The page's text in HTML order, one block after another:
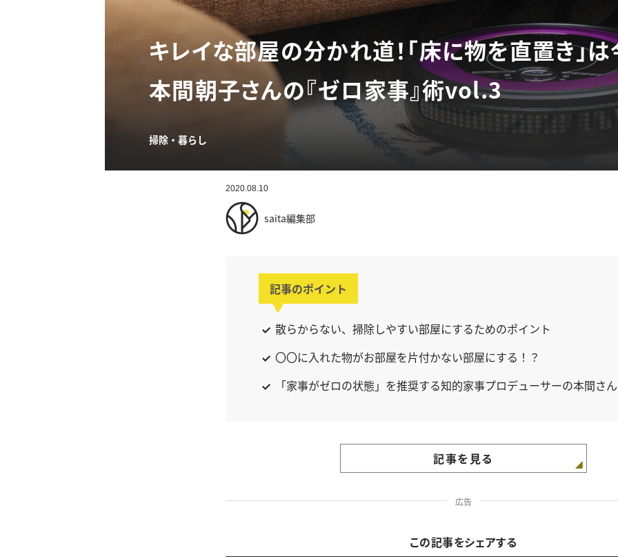
キレイな部屋の分かれ道！「床に物を直置き」
本間朝子さんの『ゼロ家事』術vol.3
掃除・暮らし
2020.08.10
saita編集部
記事のポイント
散らからない、掃除しやすい部屋にするためのポイント
〇〇に入れた物がお部屋を片付かない部屋にする！？
「家事がゼロの状態」を推奨する知的家事プロデューサーの本間さ
記事を見る
広告
この記事をシェアする